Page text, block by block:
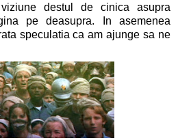
destul de cinica asupra
pe deasupra. In asemenea
speculatia ca am ajunge sa ne